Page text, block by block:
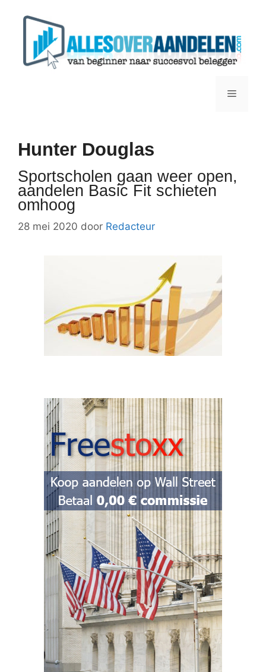
Menu
Hunter Douglas
Sportscholen gaan weer open,
aandelen Basic Fit schieten
omhoog
28 mei 2020 door Redacteur